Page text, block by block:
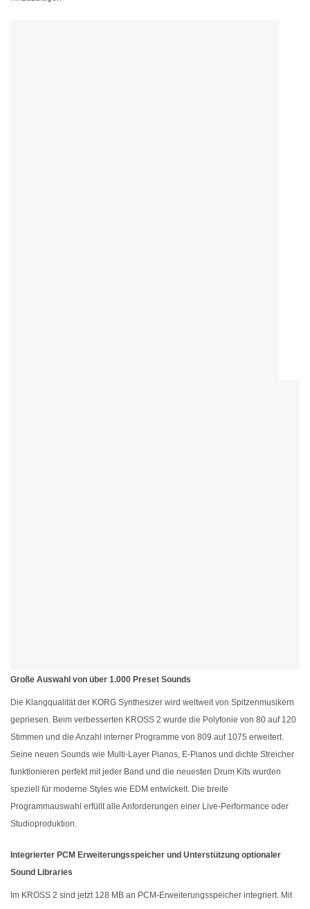
Große Auswahl von über 1.000 Preset Sounds
Die Klangqualität der KORG Synthesizer wird weltweit von Spitzenmusikern
gepriesen. Beim verbesserten KROSS 2 wurde die Polyfonie von 80 auf 120
Stimmen und die Anzahl interner Programme von 809 auf 1075 erweitert.
Seine neuen Sounds wie Multi-Layer Pianos, E-Pianos und dichte Streicher
funktionieren perfekt mit jeder Band und die neuesten Drum Kits wurden
speziell für moderne Styles wie EDM entwickelt. Die breite
Programmauswahl erfüllt alle Anforderungen einer Live-Performance oder
Studioproduktion.
Integrierter PCM Erweiterungsspeicher und Unterstützung optionaler
Sound Libraries
Im KROSS 2 sind jetzt 128 MB an PCM-Erweiterungsspeicher integriert. Mit